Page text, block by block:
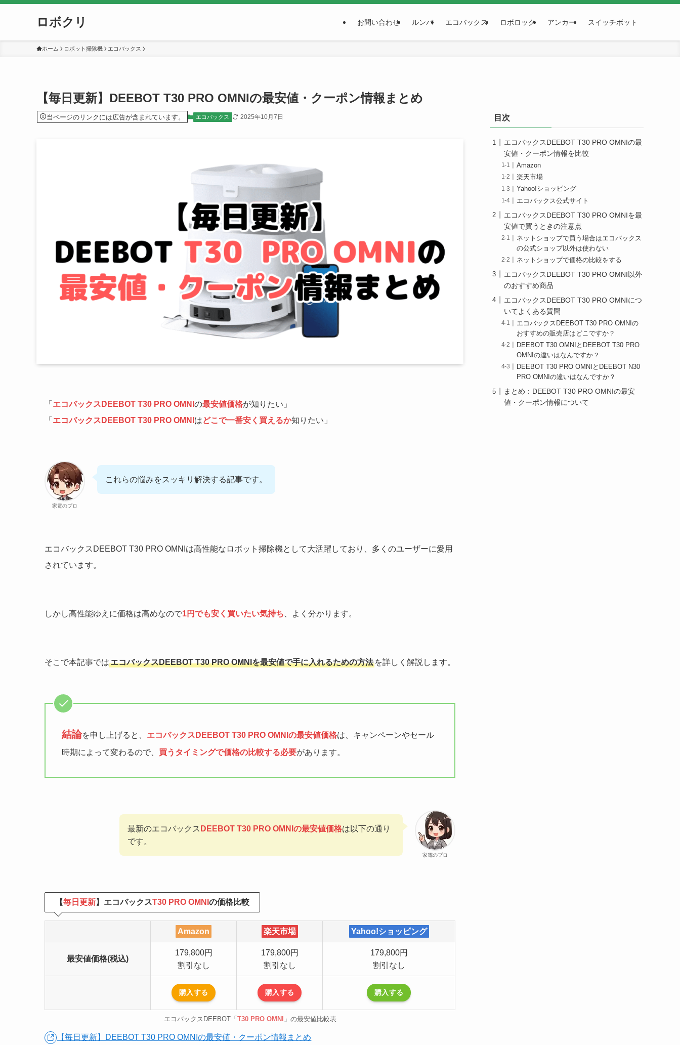
ロボクリ お問い合わせ ルンバ エコバックス ロボロック アンカー スイッチボット
ホーム ロボット掃除機 エコバックス
【毎日更新】DEEBOT T30 PRO OMNIの最安値・クーポン情報まとめ
当ページのリンクには広告が含まれています。 エコバックス 2025年10月7日
「 エコバックスDEEBOT T30 PRO OMNI の最安値価格が知りたい」
「 エコバックスDEEBOT T30 PRO OMNI はどこで一番安く買えるか知りたい」
家電のプロ
これらの悩みをスッキリ解決する記事です。
エコバックスDEEBOT T30 PRO OMNIは高性能なロボット掃除機として大活躍しており、多くのユーザーに愛用
されています。
しかし高性能ゆえに価格は高めなので1円でも安く買いたい気持ち 、よく分かります。
そこで本記事ではエコバックスDEEBOT T30 PRO OMNIを最安値で手に入れるための方法 を詳しく解説します。
結論を申し上げると、 エコバックスDEEBOT T30 PRO OMNIの最安値価格は、キャンペーンやセール
時期によって変わるので、 買うタイミングで価格の比較する必要があります。
家電のプロ
最新のエコバックス DEEBOT T30 PRO OMNIの最安値価格は以下の通り
です。
【毎日更新】エコバックスT30 PRO OMNI の価格比較
Amazon 楽天市場 Yahoo!ショッピング
最安値価格(税込)
179,800円
割引なし
179,800円
割引なし
179,800円
割引なし
購入する 購入する 購入する
エコバックスDEEBOT「 T30 PRO OMNI 」の最安値比較表
【毎日更新】DEEBOT T30 PRO OMNIの最安値・クーポン情報まとめ
目次
エコバックスDEEBOT T30 PRO OMNIの最
安値・クーポン情報を比較
Amazon
楽天市場
Yahoo!ショッピング
エコバックス公式サイト
エコバックスDEEBOT T30 PRO OMNIを最
安値で買うときの注意点
ネットショップで買う場合はエコバックス
の公式ショップ以外は使わない
ネットショップで価格の比較をする
エコバックスDEEBOT T30 PRO OMNI以外
のおすすめ商品
エコバックスDEEBOT T30 PRO OMNIにつ
いてよくある質問
エコバックスDEEBOT T30 PRO OMNIの
おすすめの販売店はどこですか？
DEEBOT T30 OMNIとDEEBOT T30 PRO
OMNIの違いはなんですか？
DEEBOT T30 PRO OMNIとDEEBOT N30
PRO OMNIの違いはなんですか？
まとめ：DEEBOT T30 PRO OMNIの最安
値・クーポン情報について